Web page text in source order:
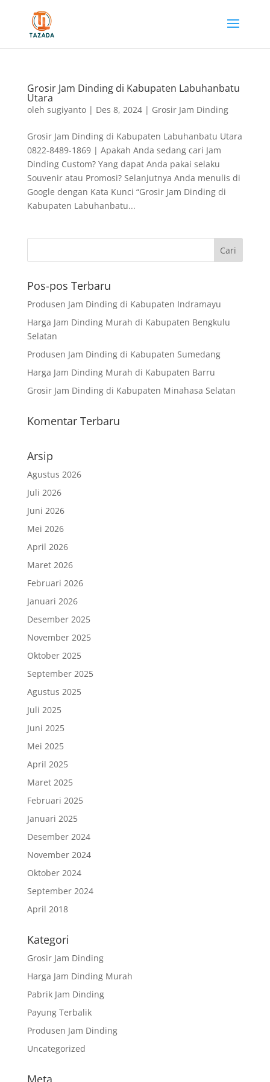
Grosir Jam Dinding di Kabupaten Labuhanbatu
Utara
oleh sugiyanto| Des 8, 2024| Grosir Jam Dinding
Grosir Jam Dinding di Kabupaten Labuhanbatu Utara
0822-8489-1869 | Apakah Anda sedang cari Jam
Dinding Custom? Yang dapat Anda pakai selaku
Souvenir atau Promosi? Selanjutnya Anda menulis di
Google dengan Kata Kunci “Grosir Jam Dinding di
Kabupaten Labuhanbatu...
Pos-pos Terbaru
Produsen Jam Dinding di Kabupaten Indramayu
Harga Jam Dinding Murah di Kabupaten Bengkulu
Selatan
Produsen Jam Dinding di Kabupaten Sumedang
Harga Jam Dinding Murah di Kabupaten Barru
Grosir Jam Dinding di Kabupaten Minahasa Selatan
Komentar Terbaru
Arsip
Agustus 2026
Juli 2026
Juni 2026
Mei 2026
April 2026
Maret 2026
Februari 2026
Januari 2026
Desember 2025
November 2025
Oktober 2025
September 2025
Agustus 2025
Juli 2025
Juni 2025
Mei 2025
April 2025
Maret 2025
Februari 2025
Januari 2025
Desember 2024
November 2024
Oktober 2024
September 2024
April 2018
Kategori
Grosir Jam Dinding
Harga Jam Dinding Murah
Pabrik Jam Dinding
Payung Terbalik
Produsen Jam Dinding
Uncategorized
Meta